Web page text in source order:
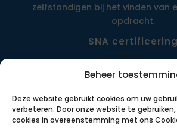
Beheer
Deze website gebruikt cookies om uw
verbeteren. Door onze website te
cookies in overeenstemming met ons
zelfstandigen bij het vinden van
opdracht.
SNA certificering